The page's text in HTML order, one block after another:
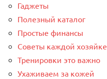
Гаджеты
Полезный каталог
Простые финансы
Советы каждой хозяйке
Тренировки это важно
Ухаживаем за кожей